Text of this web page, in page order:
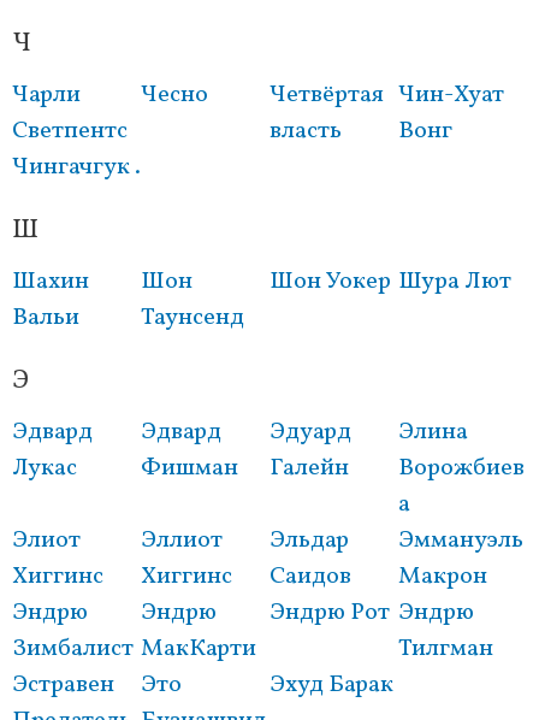
Ч
Чарли
Светпентс
Чесно
Четвёртая
власть
Чин-Хуат
Вонг
Чингачгук .
Ш
Шахин
Вальи
Шон
Таунсенд
Шон Уокер Шура Лют
Э
Эдвард
Лукас
Эдвард
Фишман
Эдуард
Галейн
Элина
Ворожбиев
а
Элиот
Хиггинс
Эллиот
Хиггинс
Эльдар
Саидов
Эммануэль
Макрон
Эндрю
Зимбалист
Эндрю
МакКарти
Эндрю Рот Эндрю
Тилгман
Эстравен
Это
Эхуд Барак